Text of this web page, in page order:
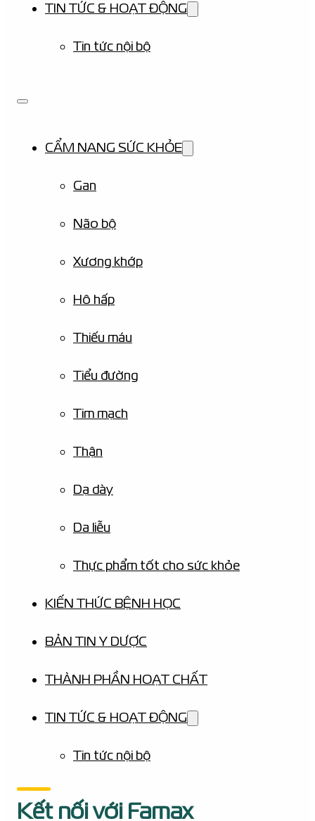
TIN TỨC & HOẠT ĐỘNG
Tin tức nội bộ
CẨM NANG SỨC KHỎE
Gan
Não bộ
Xương khớp
Hô hấp
Thiếu máu
Tiểu đường
Tim mạch
Thận
Dạ dày
Da liễu
Thực phẩm tốt cho sức khỏe
KIẾN THỨC BỆNH HỌC
BẢN TIN Y DƯỢC
THÀNH PHẦN HOẠT CHẤT
TIN TỨC & HOẠT ĐỘNG
Tin tức nội bộ
Kết nối với Famax